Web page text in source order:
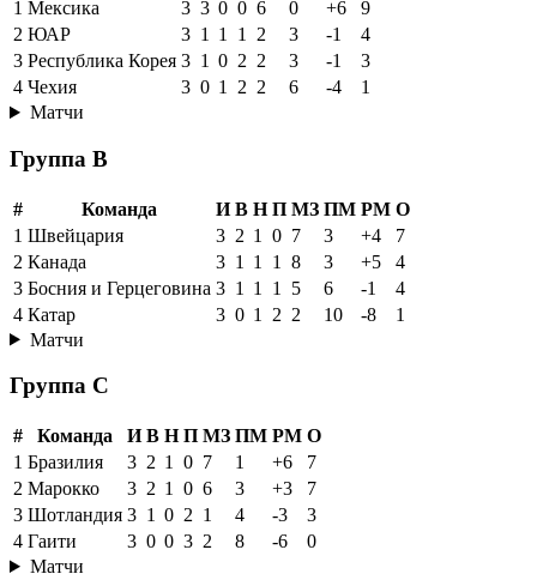
1 Мексика 3 3 0 0 6 0 +6
9
2 ЮАР 3 1 1 1 2 3 -1
4
3 Республика Корея 3 1 0 2 2 3 -1
3
4 Чехия 3 0 1 2 2 6 -4
1
Матчи
Группа B
# Команда И В Н П МЗ ПМ РМ О
1 Швейцария 3 2 1 0 7 3 +4
7
2 Канада 3 1 1 1 8 3 +5
4
3 Босния и Герцеговина 3 1 1 1 5 6 -1
4
4 Катар 3 0 1 2 2 10 -8
1
Матчи
Группа C
# Команда И В Н П МЗ ПМ РМ О
1 Бразилия 3 2 1 0 7 1 +6
7
2 Марокко 3 2 1 0 6 3 +3
7
3 Шотландия 3 1 0 2 1 4 -3
3
4 Гаити 3 0 0 3 2 8 -6
0
Матчи